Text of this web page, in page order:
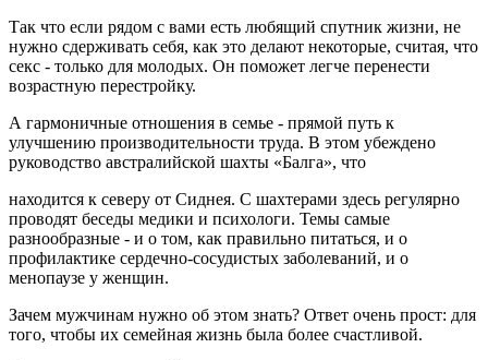
Так что если рядом с вами есть любящий спутник жизни, не
нужно сдерживать себя, как это делают некоторые, считая, что
секс - только для молодых. Он поможет легче перенести
возрастную перестройку.
А гармоничные отношения в семье - прямой путь к
улучшению производительности труда. В этом убеждено
руководство австралийской шахты «Балга», что
находится к северу от Сиднея. С шахтерами здесь регулярно
проводят беседы медики и психологи. Темы самые
разнообразные - и о том, как правильно питаться, и о
профилактике сердечно-сосудистых заболеваний, и о
менопаузе у женщин.
Зачем мужчинам нужно об этом знать? Ответ очень прост: для
того, чтобы их семейная жизнь была более счастливой.